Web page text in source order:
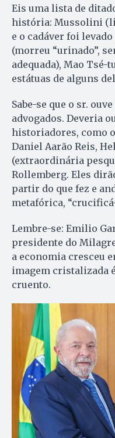
Eis uma lista de
história: Mussolini
e o cadáver foi
(morreu “urinado”,
adequada), Mao Tsé-
estátuas de alguns
Sabe-se que o sr.
advogados. Deveria
historiadores, como
Daniel Aarão Reis,
(extraordinária
Rollemberg. Eles
partir do que fez e
metafórica,
Lembre-se: Emilio
presidente do
a economia cresceu
imagem cristalizada
cruento.